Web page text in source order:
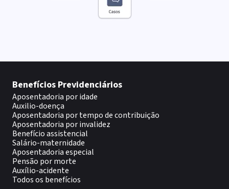
Benefícios Previdenciários
Aposentadoria por idade
Auxilio-doença
Aposentadoria por tempo de contribuição
Aposentadoria por invalidez
Benefício assistencial
Salário-maternidade
Aposentadoria especial
Pensão por morte
Auxílio-acidente
Todos os benefícios